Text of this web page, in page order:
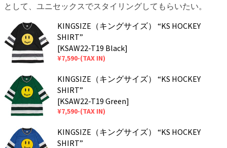
として、ユニセックスでスタイリングしてもらいたい。
KINGSIZE（キングサイズ） “KS HOCKEY
SHIRT”
[KSAW22-T19 Black]
¥7,590-(TAX IN)
KINGSIZE（キングサイズ） “KS HOCKEY
SHIRT”
[KSAW22-T19 Green]
¥7,590-(TAX IN)
KINGSIZE（キングサイズ） “KS HOCKEY
SHIRT”